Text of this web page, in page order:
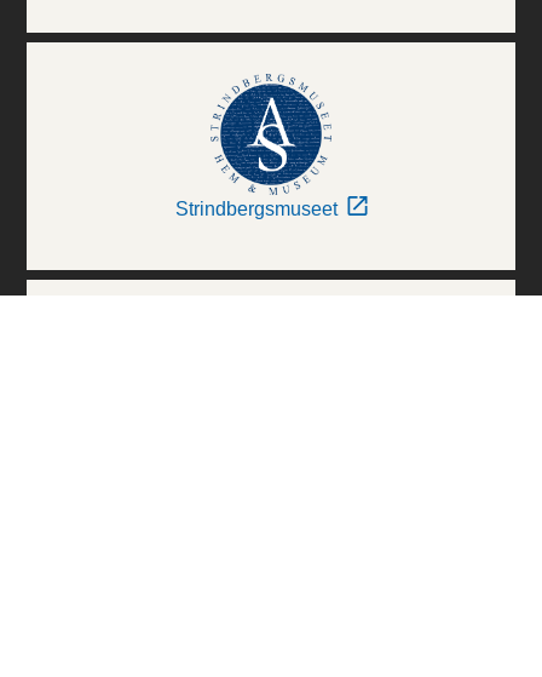
Strindbergsmuseet